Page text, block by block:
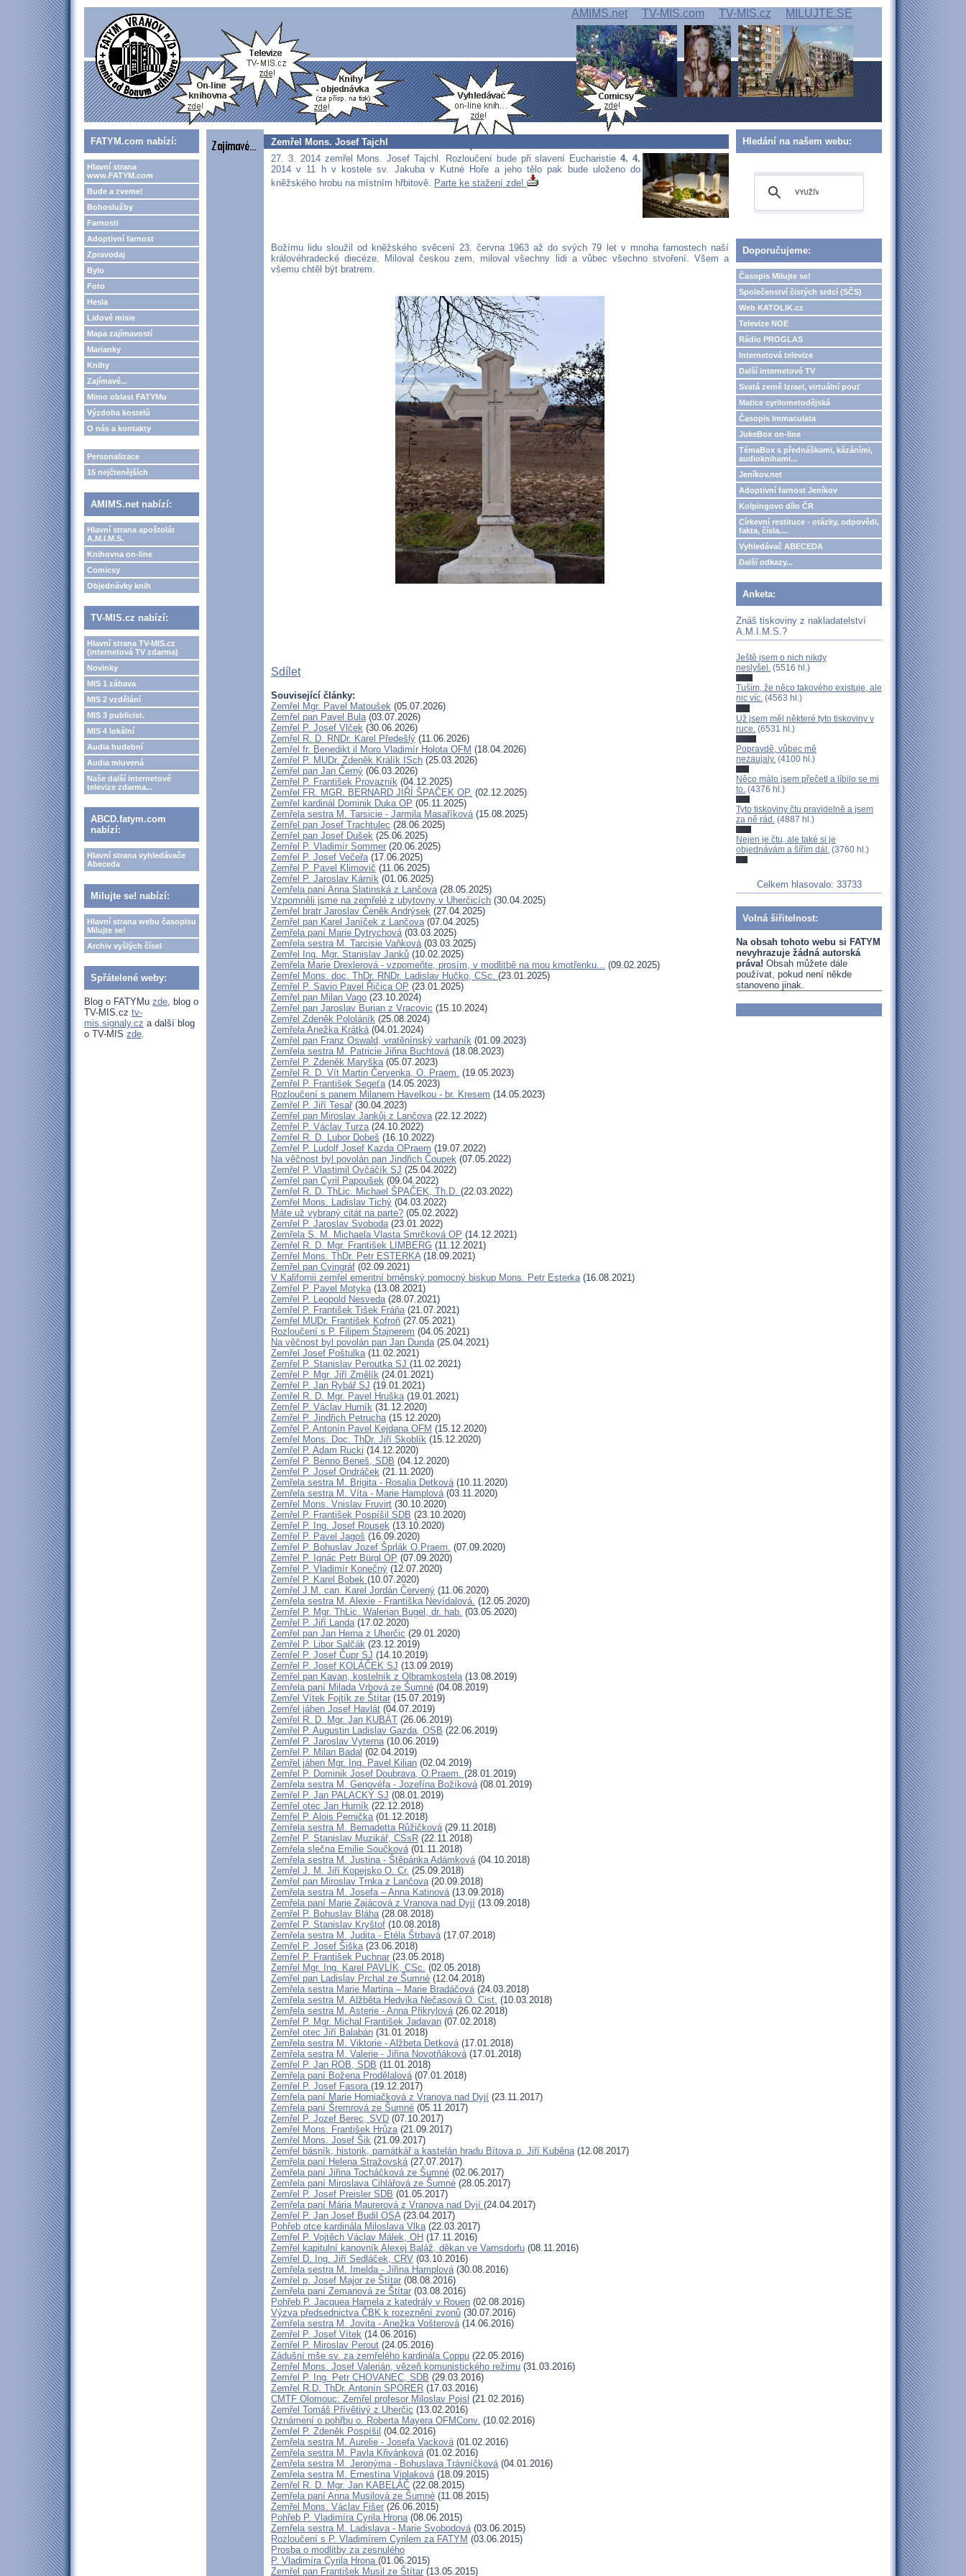
AMIMS.net TV-MIS.com TV-MIS.cz MILUJTE.SE
FATYM.com nabízí:
Hlavní strana
www.FATYM.com
Bude a zveme!
Bohoslužby
Farnosti
Adoptivní farnost
Zpravodaj
Bylo
Foto
Hesla
Lidové misie
Mapa zajímavostí
Marianky
Knihy
Zajímavé...
Mimo oblast FATYMu
Výzdoba kostelů
O nás a kontakty
Personalizace
15 nejčtenějších
AMIMS.net nabízí:
Hlavní strana apoštolát
A.M.I.M.S.
Knihovna on-line
Comicsy
Objednávky knih
TV-MIS.cz nabízí:
Hlavní strana TV-MIS.cz
(internetová TV zdarma)
Novinky
MIS 1 zábava
MIS 2 vzdělání
MIS 3 publicist.
MIS 4 lokální
Audia hudební
Audia mluvená
Naše další internetové
televize zdarma...
ABCD.fatym.com
nabízí:
Hlavní strana vyhledávače
Abeceda
Milujte se! nabízí:
Hlavní strana webu časopisu
Milujte se!
Archiv vyšlých čísel
Spřátelené weby:
Blog o FATYMu zde, blog o
TV-MIS.cz tv-
mis.signaly.cz a další blog
o TV-MIS zde.
Zemřel Mons. Josef Tajchl
27. 3. 2014 zemřel Mons. Josef Tajchl. Rozloučení bude při slavení Eucharistie4. 4.
2014 v 11 h v kostele sv. Jakuba v Kutné Hoře a jeho tělo pak bude uloženo do
kněžského hrobu na místním hřbitově. Parte ke stažení zde!
Božímu lidu sloužil od kněžského svěcení 23. června 1963 až do svých 79 let v mnoha farnostech naší
královéhradecké diecéze. Miloval českou zem, miloval všechny lidi a vůbec všechno stvoření. Všem a
všemu chtěl být bratrem.
Sdílet
Související články:
Zemřel Mgr. Pavel Matoušek (05.07.2026)
Zemřel pan Pavel Bula(03.07.2026)
Zemřel P. Josef Vlček (30.06.2026)
Zemřel R. D. RNDr. Karel Předešlý (11.06.2026)
Zemřel fr. Benedikt il Moro Vladimír Holota OFM (18.04.2026)
Zemřel P. MUDr. Zdeněk Králík ISch (25.03.2026)
Zemřel pan Jan Černý (06.03.2026)
Zemřel P. František Provazník (04.12.2025)
Zemřel FR. MGR. BERNARD JIŘÍ ŠPAČEK OP. (02.12.2025)
Zemřel kardinál Dominik Duka OP (05.11.2025)
Zemřela sestra M. Tarsicie - Jarmila Masaříková(15.08.2025)
Zemřel pan Josef Trachtulec (28.06.2025)
Zemřel pan Josef Dušek (25.06.2025)
Zemřel P. Vladimír Sommer (20.06.2025)
Zemřel P. Josef Večeřa(17.06.2025)
Zemřel P. Pavel Klimovič (11.06.2025)
Zemřel P. Jaroslav Kárník (01.06.2025)
Zemřela paní Anna Slatinská z Lančova(28.05.2025)
Vzpomněli jsme na zemřelé z ubytovny v Uherčicích (30.04.2025)
Zemřel bratr Jaroslav Čeněk Andrýsek (27.04.2025)
Zemřel pan Karel Janíček z Lančova(07.04.2025)
Zemřela paní Marie Dytrychová(03.03.2025)
Zemřela sestra M. Tarcisie Vaňková(03.03.2025)
Zemřel Ing. Mgr. Stanislav Janků (10.02.2025)
Zemřela Marie Drexlerová - vzpomeňte, prosím, v modlitbě na mou kmotřenku... (09.02.2025)
Zemřel Mons. doc. ThDr. RNDr. Ladislav Hučko, CSc. (23.01.2025)
Zemřel P. Savio Pavel Řičica OP (23.01.2025)
Zemřel pan Milan Vago (23.10.2024)
Zemřel pan Jaroslav Burian z Vracovic (15.10.2024)
Zemřel Zdeněk Pololáník (25.08.2024)
Zemřela Anežka Krátká(04.01.2024)
Zemřel pan Franz Oswald, vratěnínský varhaník (01.09.2023)
Zemřela sestra M. Patricie Jiřina Buchtová(18.08.2023)
Zemřel P. Zdeněk Maryška(05.07.2023)
Zemřel R. D. Vít Martin Červenka, O. Praem. (19.05.2023)
Zemřel P. František Segeťa(14.05.2023)
Rozloučení s panem Milanem Havelkou - br. Kresem (14.05.2023)
Zemřel P. Jiří Tesař(30.04.2023)
Zemřel pan Miroslav Jankůj z Lančova(22.12.2022)
Zemřel P. Václav Turza(24.10.2022)
Zemřel R. D. Lubor Dobeš (16.10.2022)
Zemřel P. Ludolf Josef Kazda OPraem (19.07.2022)
Na věčnost byl povolán pan Jindřich Čoupek (07.05.2022)
Zemřel P. Vlastimil Ovčáčík SJ (25.04.2022)
Zemřel pan Cyril Papoušek (09.04.2022)
Zemřel R. D. ThLic. Michael ŠPAČEK, Th.D. (22.03.2022)
Zemřel Mons. Ladislav Tichý (04.03.2022)
Máte už vybraný citát na parte? (05.02.2022)
Zemřel P. Jaroslav Svoboda(23.01.2022)
Zemřela S. M. Michaela Vlasta Smrčková OP (14.12.2021)
Zemřel R. D. Mgr. František LIMBERG (11.12.2021)
Zemřel Mons. ThDr. Petr ESTERKA(18.09.2021)
Zemřel pan Cvingráf (02.09.2021)
V Kalifornii zemřel emeritní brněnský pomocný biskup Mons. Petr Esterka(16.08.2021)
Zemřel P. Pavel Motyka(13.08.2021)
Zemřel P. Leopold Nesveda(28.07.2021)
Zemřel P. František Tišek Fráňa(21.07.2021)
Zemřel MUDr. František Kofroň (27.05.2021)
Rozloučení s P. Filipem Štajnerem (04.05.2021)
Na věčnost byl povolán pan Jan Dunda(25.04.2021)
Zemřel Josef Poštulka(11.02.2021)
Zemřel P. Stanislav Peroutka SJ (11.02.2021)
Zemřel P. Mgr. Jiří Změlík (24.01.2021)
Zemřel P. Jan Rybář SJ (19.01.2021)
Zemřel R. D. Mgr. Pavel Hruška(19.01.2021)
Zemřel P. Václav Hurník (31.12.2020)
Zemřel P. Jindřich Petrucha(15.12.2020)
Zemřel P. Antonín Pavel Kejdana OFM (15.12.2020)
Zemřel Mons. Doc. ThDr. Jiří Skoblík (15.12.2020)
Zemřel P. Adam Rucki (14.12.2020)
Zemřel P. Benno Beneš, SDB (04.12.2020)
Zemřel P. Josef Ondráček (21.11.2020)
Zemřela sestra M. Brigita - Rosalia Detková(10.11.2020)
Zemřela sestra M. Víta - Marie Hamplová(03.11.2020)
Zemřel Mons. Vnislav Fruvirt (30.10.2020)
Zemřel P. František Pospíšil SDB (23.10.2020)
Zemřel P. Ing. Josef Rousek (13.10.2020)
Zemřel P. Pavel Jagoš (16.09.2020)
Zemřel P. Bohuslav Jozef Šprlák O.Praem. (07.09.2020)
Zemřel P. Ignác Petr Bürgl OP (07.09.2020)
Zemřel P. Vladimír Konečný (12.07.2020)
Zemřel P. Karel Bobek (10.07.2020)
Zemřel J.M. can. Karel Jordán Červený (11.06.2020)
Zemřela sestra M. Alexie - Františka Nevídalová. (12.05.2020)
Zemřel P. Mgr. ThLic. Walerian Bugel, dr. hab. (03.05.2020)
Zemřel P. Jiří Landa(17.02.2020)
Zemřel pan Jan Herna z Uherčic (29.01.2020)
Zemřel P. Libor Salčák (23.12.2019)
Zemřel P. Josef Čupr SJ (14.10.2019)
Zemřel P. Josef KOLÁČEK SJ (13.09.2019)
Zemřel pan Kavan, kostelník z Olbramkostela(13.08.2019)
Zemřela paní Milada Vrbová ze Šumné (04.08.2019)
Zemřel Vítek Fojtík ze Štítar (15.07.2019)
Zemřel jáhen Josef Havlát (04.07.2019)
Zemřel R. D. Mgr. Jan KUBÁT (26.06.2019)
Zemřel P. Augustin Ladislav Gazda, OSB (22.06.2019)
Zemřel P. Jaroslav Vyterna(10.06.2019)
Zemřel P. Milan Badal (02.04.2019)
Zemřel jáhen Mgr. Ing. Pavel Kilian (02.04.2019)
Zemřel P. Dominik Josef Doubrava, O.Praem. (28.01.2019)
Zemřela sestra M. Genovéfa - Jozefína Božíková(08.01.2019)
Zemřel P. Jan PALACKÝ SJ (08.01.2019)
Zemřel otec Jan Hurník (22.12.2018)
Zemřel P. Alois Pernička(01.12.2018)
Zemřela sestra M. Bernadetta Růžičková(29.11.2018)
Zemřel P. Stanislav Muzikář, CSsR (22.11.2018)
Zemřela slečna Emilie Součková(01.11.2018)
Zemřela sestra M. Justina - Štěpánka Adámková(04.10.2018)
Zemřel J. M. Jiří Kopejsko O. Cr. (25.09.2018)
Zemřel pan Miroslav Trnka z Lančova(20.09.2018)
Zemřela sestra M. Josefa – Anna Katinová(13.09.2018)
Zemřela paní Marie Zajácová z Vranova nad Dyjí (13.09.2018)
Zemřel P. Bohuslav Bláha(28.08.2018)
Zemřel P. Stanislav Kryštof (10.08.2018)
Zemřela sestra M. Judita - Etéla Štrbavá(17.07.2018)
Zemřel P. Josef Šiška(23.06.2018)
Zemřel P. František Puchnar (23.05.2018)
Zemřel Mgr. Ing. Karel PAVLÍK, CSc. (02.05.2018)
Zemřel pan Ladislav Prchal ze Šumné (12.04.2018)
Zemřela sestra Marie Martina – Marie Bradáčová(24.03.2018)
Zemřela sestra M. Alžběta Hedvika Nečasová O. Cist. (10.03.2018)
Zemřela sestra M. Asterie - Anna Přikrylová(26.02.2018)
Zemřel P. Mgr. Michal František Jadavan (07.02.2018)
Zemřel otec Jiří Balabán (31.01.2018)
Zemřela sestra M. Viktorie - Alžbeta Detková(17.01.2018)
Zemřela sestra M. Valerie - Jiřina Novotňáková(17.01.2018)
Zemřel P. Jan ROB, SDB (11.01.2018)
Zemřela paní Božena Prodělalová(07.01.2018)
Zemřel P. Josef Fasora (19.12.2017)
Zemřela paní Marie Horniačková z Vranova nad Dyjí (23.11.2017)
Zemřela paní Šremrová ze Šumné (05.11.2017)
Zemřel P. Jozef Berec, SVD (07.10.2017)
Zemřel Mons. František Hrůza(21.09.2017)
Zemřel Mons. Josef Šik (21.09.2017)
Zemřel básník, historik, památkář a kastelán hradu Bítova p. Jiří Kuběna(12.08.2017)
Zemřela paní Helena Stražovská(27.07.2017)
Zemřela paní Jiřina Tocháčková ze Šumné (02.06.2017)
Zemřela paní Miroslava Cihlářová ze Šumné (28.05.2017)
Zemřel P. Josef Preisler SDB (01.05.2017)
Zemřela paní Mária Maurerová z Vranova nad Dyjí (24.04.2017)
Zemřel P. Jan Josef Budil OSA(23.04.2017)
Pohřeb otce kardinála Miloslava Vlka(22.03.2017)
Zemřel P. Vojtěch Václav Málek, OH (17.11.2016)
Zemřel kapitulní kanovník Alexej Baláž, děkan ve Varnsdorfu (08.11.2016)
Zemřel D. Ing. Jiří Sedláček, CRV (03.10.2016)
Zemřela sestra M. Imelda - Jiřina Hamplová(30.08.2016)
Zemřel p. Josef Major ze Štítar (08.08.2016)
Zemřela paní Zemanová ze Štítar (03.08.2016)
Pohřeb P. Jacquea Hamela z katedrály v Rouen (02.08.2016)
Výzva předsednictva ČBK k rozeznění zvonů (30.07.2016)
Zemřela sestra M. Jovita - Anežka Vošterová(14.06.2016)
Zemřel P. Josef Vítek (14.06.2016)
Zemřel P. Miroslav Perout (24.05.2016)
Zádušní mše sv. za zemřelého kardinála Coppu (22.05.2016)
Zemřel Mons. Josef Valerián, vězeň komunistického režimu (31.03.2016)
Zemřel P. Ing. Petr CHOVANEC, SDB (29.03.2016)
Zemřel R.D. ThDr. Antonín SPORER (17.03.2016)
CMTF Olomouc: Zemřel profesor Miloslav Pojsl (21.02.2016)
Zemřel Tomáš Přívětivý z Uherčic (13.02.2016)
Oznámení o pohřbu o. Roberta Mayera OFMConv. (10.02.2016)
Zemřel P. Zdeněk Pospíšil (04.02.2016)
Zemřela sestra M. Aurelie - Josefa Vacková(01.02.2016)
Zemřela sestra M. Pavla Křivánková(01.02.2016)
Zemřela sestra M. Jeronýma - Bohuslava Trávníčková(04.01.2016)
Zemřela sestra M. Ernestína Viplaková(18.09.2015)
Zemřel R. D. Mgr. Jan KABELÁČ (22.08.2015)
Zemřela paní Anna Musilová ze Šumné (11.08.2015)
Zemřel Mons. Václav Fišer (26.06.2015)
Pohřeb P. Vladimíra Cyrila Hrona(08.06.2015)
Zemřela sestra M. Ladislava - Marie Svobodová(03.06.2015)
Rozloučení s P. Vladimírem Cyrilem za FATYM (03.06.2015)
Prosba o modlitby za zesnulého
P. Vladimíra Cyrila Hrona (01.06.2015)
Zemřel pan František Musil ze Štítar (13.05.2015)
Hledání na našem webu:
Doporučujeme:
Časopis Milujte se!
Společenství čistých srdcí (SČS)
Web KATOLIK.cz
Televize NOE
Rádio PROGLAS
Internetová televize
Další internetové TV
Svatá země Izrael, virtuální pouť
Matice cyrilometodějská
Časopis Immaculata
JukeBox on-line
TémaBox s přednáškami, kázáními,
audioknihami...
Jeníkov.net
Adoptivní farnost Jeníkov
Kolpingovo dílo ČR
Církevní restituce - otázky, odpovědi,
fakta, čísla....
Vyhledávač ABECEDA
Další odkazy...
Anketa:
Znáš tiskoviny z nakladatelství
A.M.I.M.S.?
Ještě jsem o nich nikdy
neslyšel. (5516 hl.)
Tuším, že něco takového existuje, ale
nic víc. (4563 hl.)
Už jsem měl některé tyto tiskoviny v
ruce. (6531 hl.)
Popravdě, vůbec mě
nezaujaly. (4100 hl.)
Něco málo jsem přečetl a líbilo se mi
to. (4376 hl.)
Tyto tiskoviny čtu pravidelně a jsem
za ně rád. (4887 hl.)
Nejen je čtu, ale také si je
objednávám a šířím dál. (3760 hl.)
Celkem hlasovalo: 33733
Volná šiřitelnost:
Na obsah tohoto webu si FATYM
nevyhrazuje žádná autorská
práva! Obsah můžete dále
používat, pokud není někde
stanoveno jinak.